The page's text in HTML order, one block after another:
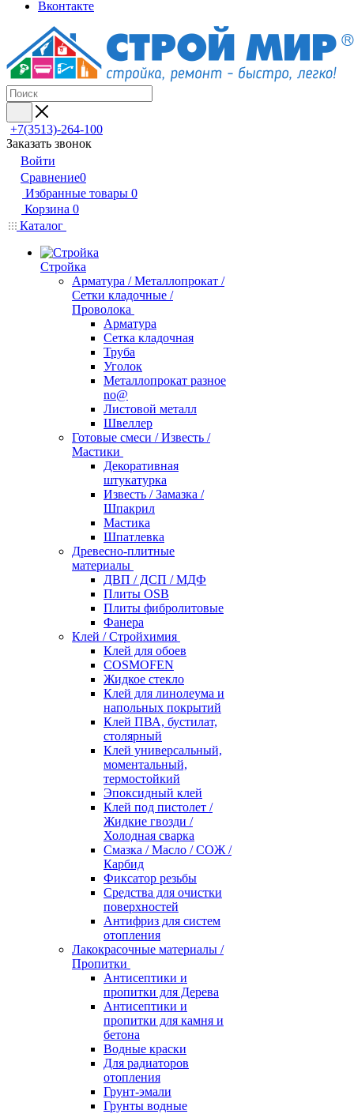
Вконтакте
+7(3513)-264-100
Заказать звонок
Войти
Сравнение0
Избранные товары 0
Корзина 0
Каталог
Стройка
Арматура / Металлопрокат /
Сетки кладочные /
Проволока
Арматура
Сетка кладочная
Труба
Уголок
Металлопрокат разное
no@
Листовой металл
Швеллер
Готовые смеси / Известь /
Мастики
Декоративная
штукатурка
Известь / Замазка /
Шпакрил
Мастика
Шпатлевка
Древесно-плитные
материалы
ДВП / ДСП / МДФ
Плиты OSB
Плиты фибролитовые
Фанера
Клей / Стройхимия
Клей для обоев
COSMOFEN
Жидкое стекло
Клей для линолеума и
напольных покрытий
Клей ПВА, бустилат,
столярный
Клей универсальный,
моментальный,
термостойкий
Эпоксидный клей
Клей под пистолет /
Жидкие гвозди /
Холодная сварка
Смазка / Масло / СОЖ /
Карбид
Фиксатор резьбы
Средства для очистки
поверхностей
Антифриз для систем
отопления
Лакокрасочные материалы /
Пропитки
Антисептики и
пропитки для Дерева
Антисептики и
пропитки для камня и
бетона
Водные краски
Для радиаторов
отопления
Грунт-эмали
Грунты водные